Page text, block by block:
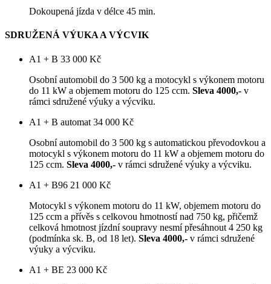
Dokoupená jízda v délce 45 min.
SDRUŽENÁ VÝUKA A VÝCVIK
A1 + B 33 000 Kč
Osobní automobil do 3 500 kg a motocykl s výkonem motoru
do 11 kW a objemem motoru do 125 ccm. Sleva 4000,- v
rámci sdružené výuky a výcviku.
A1 + B automat 34 000 Kč
Osobní automobil do 3 500 kg s automatickou převodovkou a
motocykl s výkonem motoru do 11 kW a objemem motoru do
125 ccm. Sleva 4000,- v rámci sdružené výuky a výcviku.
A1 + B96 21 000 Kč
Motocykl s výkonem motoru do 11 kW, objemem motoru do
125 ccm a přívěs s celkovou hmotností nad 750 kg, přičemž
celková hmotnost jízdní soupravy nesmí přesáhnout 4 250 kg
(podmínka sk. B, od 18 let). Sleva 4000,- v rámci sdružené
výuky a výcviku.
A1 + BE 23 000 Kč